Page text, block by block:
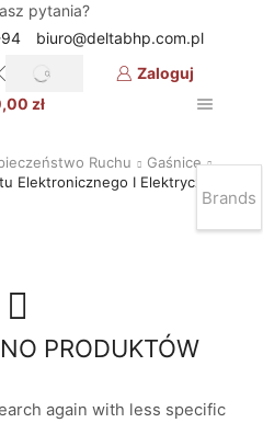
pytania?
biuro@deltabhp.com.pl
SEARCH Zaloguj
zł
Ruchu
Gaśnice
Elektronicznego I Elektrycznego
PRODUKTÓW
again with less specific
Brands